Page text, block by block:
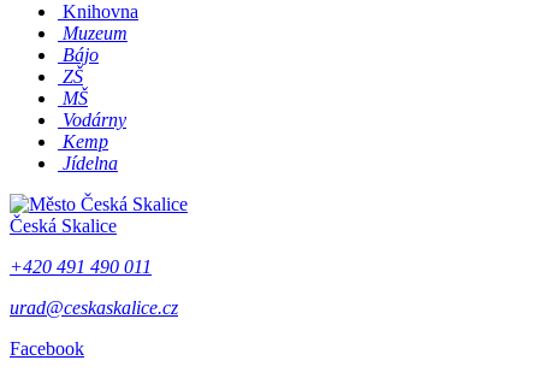
Knihovna
Muzeum
Bájo
ZŠ
MŠ
Vodárny
Kemp
Jídelna
Česká Skalice
+420 491 490 011
urad@ceskaskalice.cz
Facebook